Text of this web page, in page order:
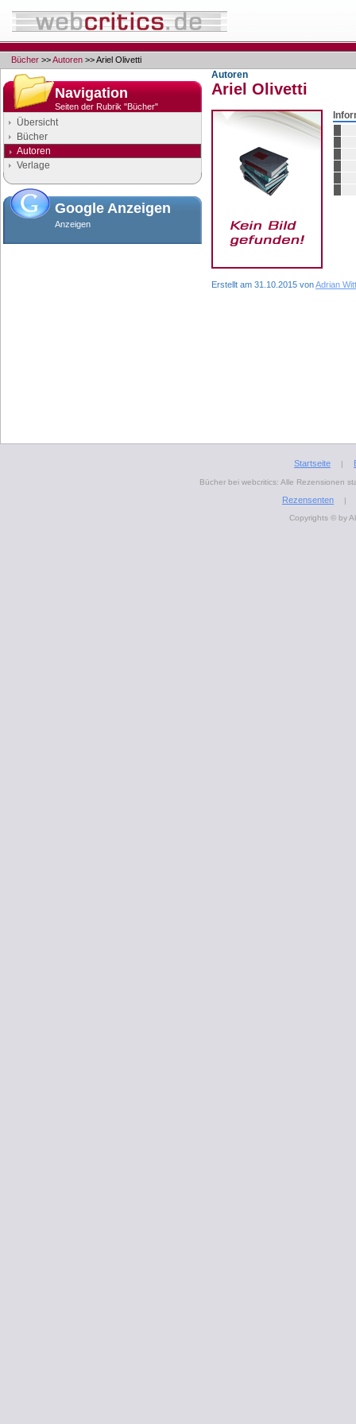
Bücher >>Autoren >> Ariel Olivetti
Navigation
Seiten der Rubrik "Bücher"
Übersicht
Bücher
Autoren
Verlage
Google Anzeigen
Anzeigen
Autoren
Ariel Olivetti
Erstellt am 31.10.2015 vonAdrian Witt
Startseite |
Bücher bei webcritics: Alle Rezensionen
Rezensenten
|
Copyrights © by